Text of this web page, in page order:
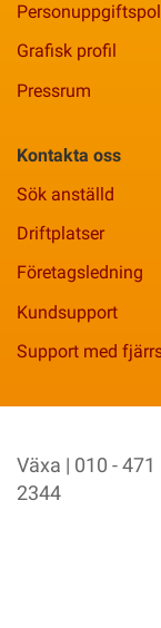
Grafisk profil
Pressrum
Kontakta oss
Sök anställd
Driftplatser
Företagsledning
Kundsupport
Support med
Växa | 010 - 471
2344